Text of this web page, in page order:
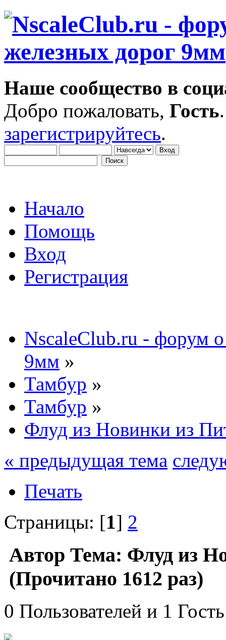
Наше сообщество в
Добро пожаловать, Гость
зарегистрируйтесь.
Начало
Помощь
Вход
Регистрация
NscaleClub.ru - форум
9мм »
Тамбур »
Тамбур »
Флуд из Новинки из
« предыдущая тема
Печать
Страницы: [1] 2
Автор Тема: Флуд из
(Прочитано 1612 раз)
0 Пользователей и 1